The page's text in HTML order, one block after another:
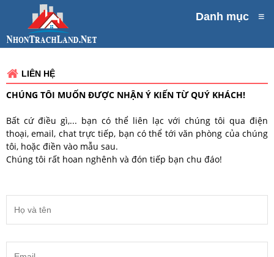
Danh mục ≡
LIÊN HỆ
CHÚNG TÔI MUỐN ĐƯỢC NHẬN Ý KIẾN TỪ QUÝ KHÁCH!
Bất cứ điều gì,... bạn có thể liên lạc với chúng tôi qua điện
thoại, email, chat trực tiếp, bạn có thể tới văn phòng của chúng
tôi, hoặc điền vào mẫu sau.
Chúng tôi rất hoan nghênh và đón tiếp bạn chu đáo!